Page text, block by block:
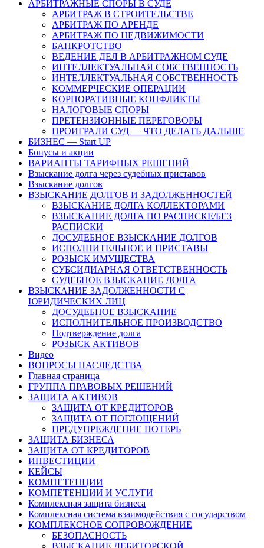
АРБИТРАЖНЫЕ СПОРЫ В СУДЕ
АРБИТРАЖ В СТРОИТЕЛЬСТВЕ
АРБИТРАЖ ПО АРЕНДЕ
АРБИТРАЖ ПО НЕДВИЖИМОСТИ
БАНКРОТСТВО
ВЕДЕНИЕ ДЕЛ В АРБИТРАЖНОМ СУДЕ
ИНТЕЛЛЕКТУАЛЬНАЯ СОБСТВЕННОСТЬ
ИНТЕЛЛЕКТУАЛЬНАЯ СОБСТВЕННОСТЬ
КОММЕРЧЕСКИЕ ОПЕРАЦИИ
КОРПОРАТИВНЫЕ КОНФЛИКТЫ
НАЛОГОВЫЕ СПОРЫ
ПРЕТЕНЗИОННЫЕ ПЕРЕГОВОРЫ
ПРОИГРАЛИ СУД — ЧТО ДЕЛАТЬ ДАЛЬШЕ
БИЗНЕС — Start UP
Бонусы и акции
ВАРИАНТЫ ТАРИФНЫХ РЕШЕНИЙ
Взыскание долга через судебных приставов
Взыскание долгов
ВЗЫСКАНИЕ ДОЛГОВ И ЗАДОЛЖЕННОСТЕЙ
ВЗЫСКАНИЕ ДОЛГА КОЛЛЕКТОРАМИ
ВЗЫСКАНИЕ ДОЛГА ПО РАСПИСКЕ/БЕЗ
РАСПИСКИ
ДОСУДЕБНОЕ ВЗЫСКАНИЕ ДОЛГОВ
ИСПОЛНИТЕЛЬНОЕ И ПРИСТАВЫ
РОЗЫСК ИМУЩЕСТВА
СУБСИДИАРНАЯ ОТВЕТСТВЕННОСТЬ
СУДЕБНОЕ ВЗЫСКАНИЕ ДОЛГА
ВЗЫСКАНИЕ ЗАДОЛЖЕННОСТИ С
ЮРИДИЧЕСКИХ ЛИЦ
ДОСУДЕБНОЕ ВЗЫСКАНИЕ
ИСПОЛНИТЕЛЬНОЕ ПРОИЗВОДСТВО
Подтверждение долга
РОЗЫСК АКТИВОВ
Видео
ВОПРОСЫ НАСЛЕДСТВА
Главная страница
ГРУППА ПРАВОВЫХ РЕШЕНИЙ
ЗАЩИТА АКТИВОВ
ЗАЩИТА ОТ КРЕДИТОРОВ
ЗАЩИТА ОТ ПОГЛОЩЕНИЙ
ПРЕДУПРЕЖДЕНИЕ ПОТЕРЬ
ЗАЩИТА БИЗНЕСА
ЗАЩИТА ОТ КРЕДИТОРОВ
ИНВЕСТИЦИИ
КЕЙСЫ
КОМПЕТЕНЦИИ
КОМПЕТЕНЦИИ И УСЛУГИ
Комплексная защита бизнеса
Комплексная система взаимодействия с государством
КОМПЛЕКСНОЕ СОПРОВОЖДЕНИЕ
БЕЗОПАСНОСТЬ